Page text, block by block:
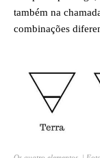
também na
combinações